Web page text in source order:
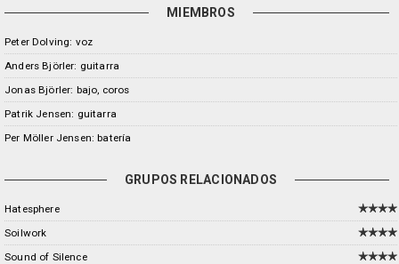
MIEMBROS
Peter Dolving: voz
Anders Björler: guitarra
Jonas Björler: bajo, coros
Patrik Jensen: guitarra
Per Möller Jensen: batería
GRUPOS RELACIONADOS
Hatesphere
Soilwork
Sound of Silence